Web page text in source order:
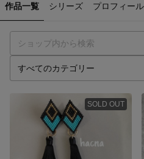
作品一覧 シリーズ プロフィール
SOLD OUT